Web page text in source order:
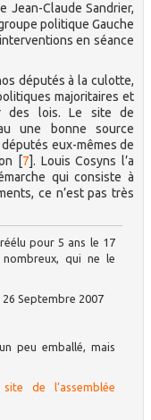
Jean-Claude Sandrier,
politique Gauche
en séance
députés à la culotte,
majoritaires et
des lois. Le site de
une bonne source
députés eux-mêmes de
[7]. Louis Cosyns l’a
qui consiste à
ce n’est pas très
pour 5 ans le 17
nombreux, qui ne le
Septembre 2007
peu emballé, mais
site de l’assemblée